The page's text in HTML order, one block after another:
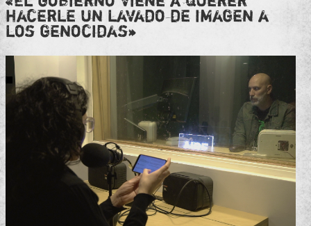
hacerle un lavado de imagen a
los genocidas»